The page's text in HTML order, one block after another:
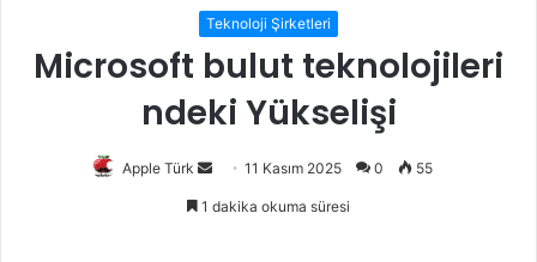
Teknoloji Şirketleri
Microsoft bulut teknolojileri
ndeki Yükselişi
Apple Türk
Bir
11 Kasım 2025 0 55
1 dakika okuma süresi